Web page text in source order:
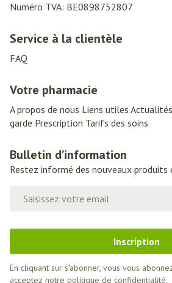
Numéro TVA: BE0898752807
Service à la clientèle
FAQ
Votre pharmacie
A propos de nous Liens utiles
garde Prescription Tarifs des soins
Bulletin d’information
Restez informé des nouveaux
Inscription
En cliquant sur s'abonner, vous vous
acceptez notre politique de confidentialité.